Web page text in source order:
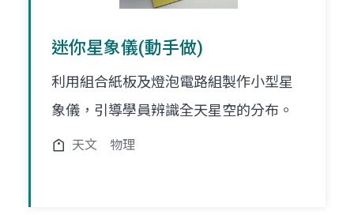
迷你星象儀(動手做)
利用組合紙板及燈泡電路組製作小型星
象儀，引導學員辨識全天星空的分布。
天文 物理